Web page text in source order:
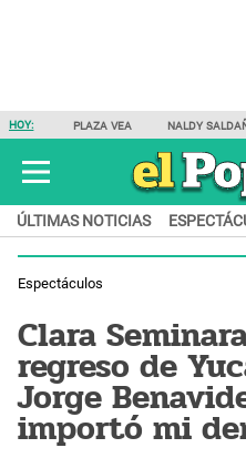
HOY: PLAZA VEA NALDY
ÚLTIMAS NOTICIAS
Espectáculos
Clara
regreso de
Jorge
importó mi